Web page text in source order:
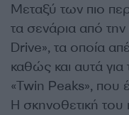
Μεταξύ των πιο
τα σενάρια από
Drive», τα οποία
καθώς και αυτά για
«Twin Peaks», που
Η σκηνοθετική